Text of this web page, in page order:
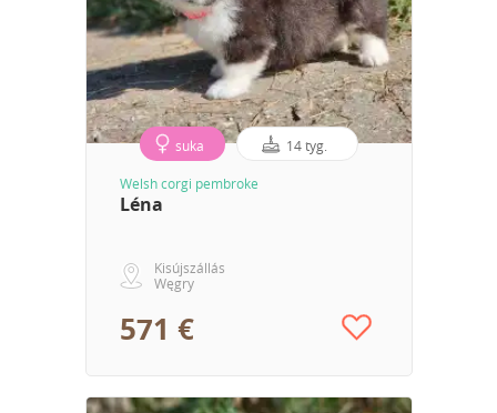
suka 14 tyg.
Welsh corgi pembroke
Léna
Kisújszállás
Węgry
571 €